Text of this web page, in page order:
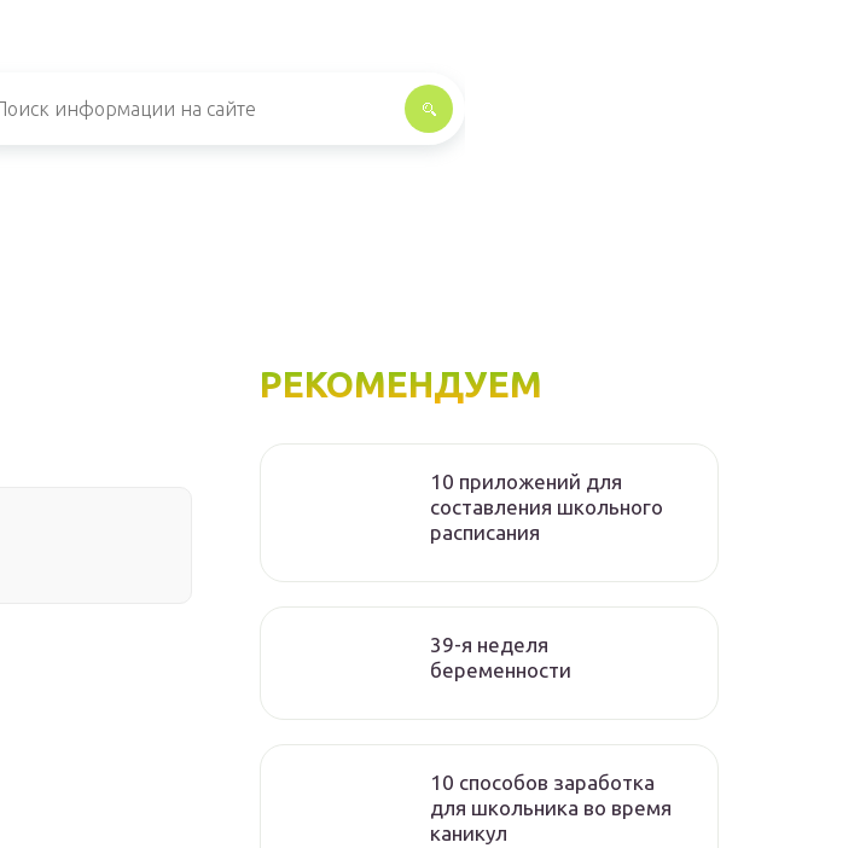
РЕКОМЕНДУЕМ
10 приложений для
составления школьного
расписания
39-я неделя
беременности
10 способов заработка
для школьника во время
каникул